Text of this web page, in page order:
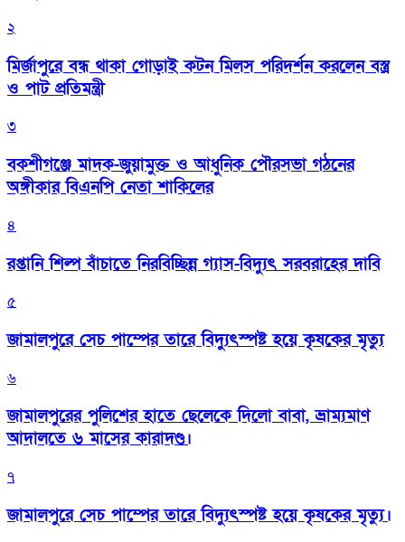
২
মির্জাপুরে বন্ধ থাকা গোড়াই কটন মিলস পরিদর্শন করলেন বস্ত্র
ও পাট প্রতিমন্ত্রী
৩
বকশীগঞ্জে মাদক-জুয়ামুক্ত ও আধুনিক পৌরসভা গঠনের
অঙ্গীকার বিএনপি নেতা শাকিলের
৪
রপ্তানি শিল্প বাঁচাতে নিরবিচ্ছিন্ন গ্যাস-বিদ্যুৎ সরবরাহের দাবি
৫
জামালপুরে সেচ পাম্পের তারে বিদ্যুৎস্পষ্ট হয়ে কৃষকের মৃত্যু
৬
জামালপুরের পুলিশের হাতে ছেলেকে দিলো বাবা, ভ্রাম্যমাণ
আদালতে ৬ মাসের কারাদণ্ড।
৭
জামালপুরে সেচ পাম্পের তারে বিদ্যুৎস্পষ্ট হয়ে কৃষকের মৃত্যু।